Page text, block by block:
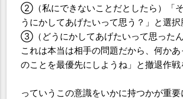
②（私にできないことだとしたら）「
うにかしてあげたいって思う？」と選
③（どうにかしてあげたいって思った
これは本当は相手の問題だから、何か
のことを最優先にしようね」と撤退作戦
っていうこの意識をいかに持つかが重